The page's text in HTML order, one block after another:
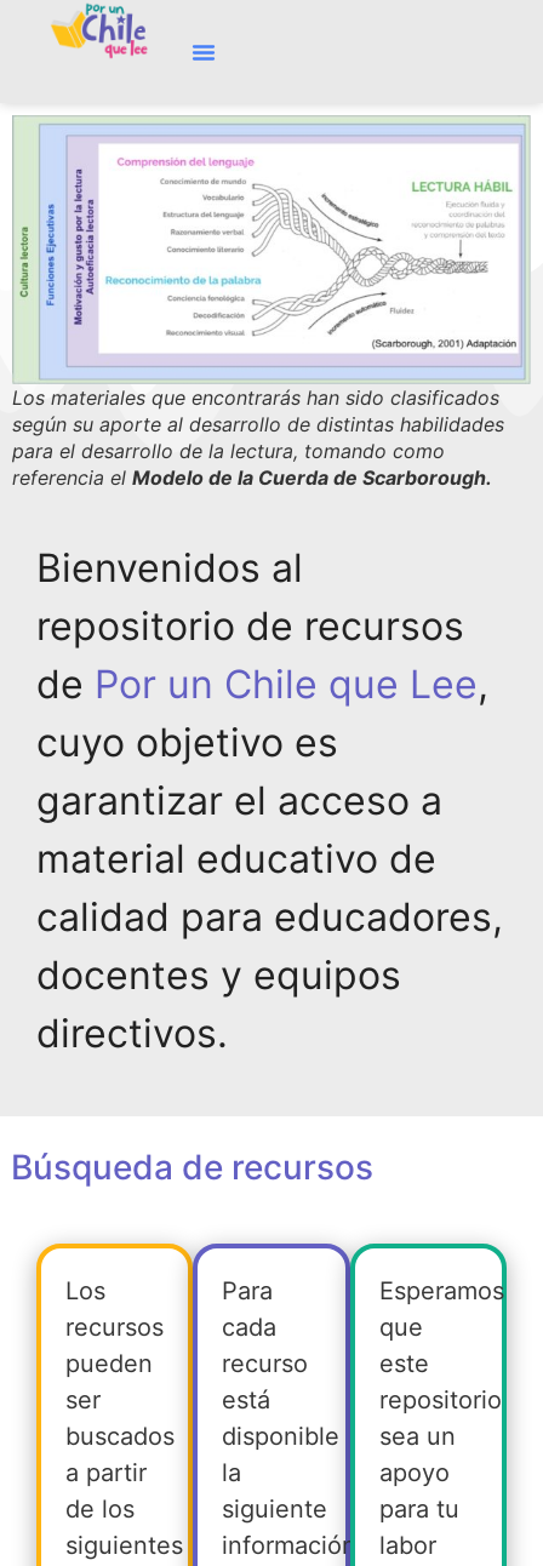
Bienvenidos al
repositorio de recursos
de Por un Chile que Lee,
cuyo objetivo es
garantizar el acceso a
material educativo de
calidad para educadores,
docentes y equipos
directivos.
Los materiales que encontrarás han sido clasificados
según su aporte al desarrollo de distintas habilidades
para el desarrollo de la lectura, tomando como
referencia el Modelo de la Cuerda de Scarborough.
Búsqueda de recursos
Los
recursos
pueden
ser
buscados
a partir
de los
siguientes
Para
cada
recurso
está
disponible
la
siguiente
información:
Esperamos
que
este
repositorio
sea un
apoyo
para tu
labor